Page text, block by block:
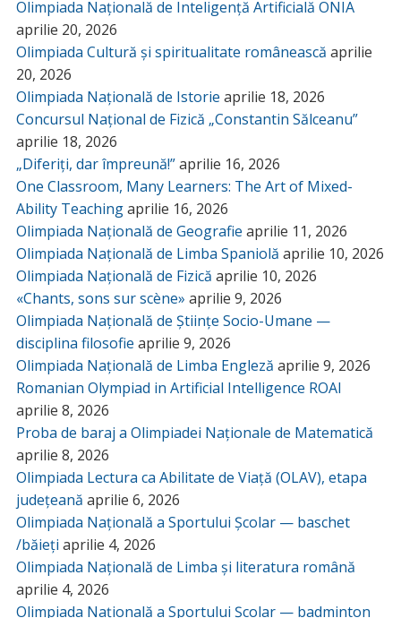
Olimpiada Națională de Inteligență Artificială ONIA
aprilie 20, 2026
Olimpiada Cultură și spiritualitate românească aprilie
20, 2026
Olimpiada Națională de Istorie aprilie 18, 2026
Concursul Național de Fizică „Constantin Sălceanu”
aprilie 18, 2026
„Diferiți, dar împreună!”aprilie 16, 2026
One Classroom, Many Learners: The Art of Mixed-
Ability Teachingaprilie 16, 2026
Olimpiada Națională de Geografie aprilie 11, 2026
Olimpiada Națională de Limba Spaniolă aprilie 10, 2026
Olimpiada Națională de Fizică aprilie 10, 2026
«Chants, sons sur scène» aprilie 9, 2026
Olimpiada Națională de Științe Socio-Umane —
disciplina filosofie aprilie 9, 2026
Olimpiada Națională de Limba Engleză aprilie 9, 2026
Romanian Olympiad in Artificial Intelligence ROAI
aprilie 8, 2026
Proba de baraj a Olimpiadei Naționale de Matematică
aprilie 8, 2026
Olimpiada Lectura ca Abilitate de Viață (OLAV), etapa
județeană aprilie 6, 2026
Olimpiada Națională a Sportului Școlar — baschet
/băieți aprilie 4, 2026
Olimpiada Națională de Limba și literatura română
aprilie 4, 2026
Olimpiada Națională a Sportului Școlar — badminton